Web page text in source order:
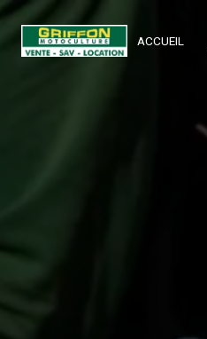
ACCUEIL
Panneau de gestion des cookies